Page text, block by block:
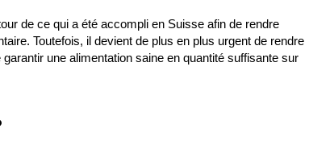
de ce qui a été accompli en Suisse afin de rendre
Toutefois, il devient de plus en plus urgent de rendre
une alimentation saine en quantité suffisante sur